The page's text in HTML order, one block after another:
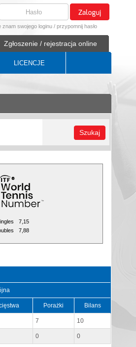
znam swojego loginu / przypomnij hasło
Zgłoszenie / rejestracja online
LICENCJE
Szukaj
7,15
7,88
Porażki Bilans
7 10
0 0